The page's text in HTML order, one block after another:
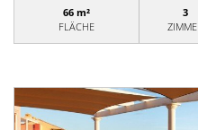
66 m²
FLÄCHE
3